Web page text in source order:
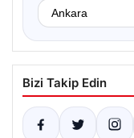
Bizi Takip Edin